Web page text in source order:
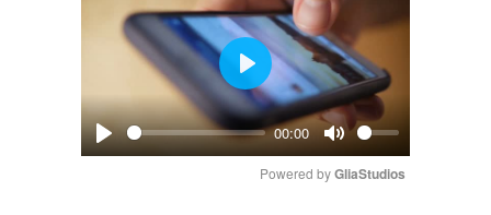
Play
00:00
Mute
Play
Powered by GliaStudios